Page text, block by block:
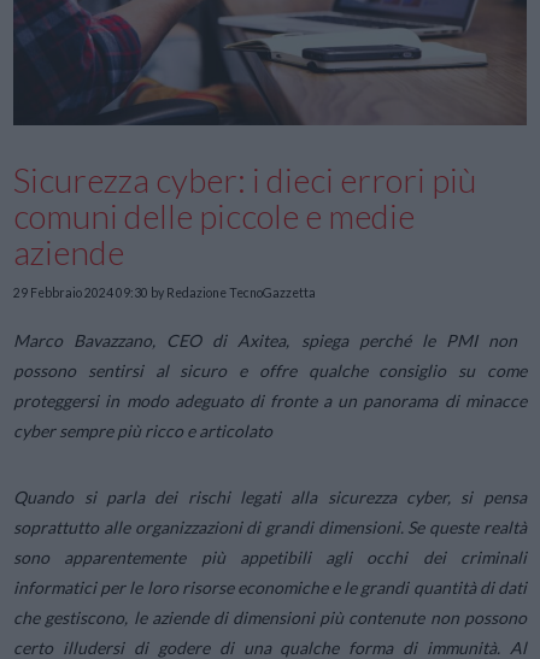
Sicurezza cyber: i dieci errori più
comuni delle piccole e medie
aziende
29 Febbraio 2024 09:30 by Redazione TecnoGazzetta
Marco Bavazzano, CEO di Axitea, spiega perché le PMI non
possono sentirsi al sicuro e offre qualche consiglio su come
proteggersi in modo adeguato di fronte a un panorama di minacce
cyber sempre più ricco e articolato
Quando si parla dei rischi legati alla sicurezza cyber, si pensa
soprattutto alle organizzazioni di grandi dimensioni. Se queste realtà
sono apparentemente più appetibili agli occhi dei criminali
informatici per le loro risorse economiche e le grandi quantità di dati
che gestiscono, le aziende di dimensioni più contenute non possono
certo illudersi di godere di una qualche forma di immunità. Al